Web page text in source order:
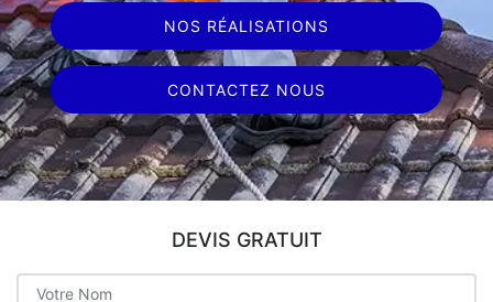
NOS RÉALISATIONS
CONTACTEZ NOUS
DEVIS GRATUIT